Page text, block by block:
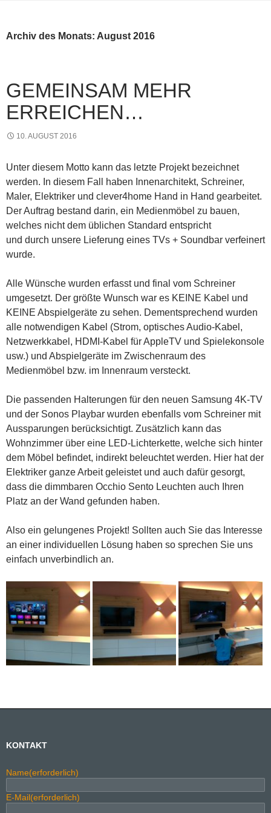
Archiv des Monats: August 2016
GEMEINSAM MEHR
ERREICHEN…
10. AUGUST 2016
Unter diesem Motto kann das letzte Projekt bezeichnet
werden. In diesem Fall haben Innenarchitekt, Schreiner,
Maler, Elektriker und clever4home Hand in Hand gearbeitet.
Der Auftrag bestand darin, ein Medienmöbel zu bauen,
welches nicht dem üblichen Standard entspricht
und durch unsere Lieferung eines TVs + Soundbar verfeinert
wurde.
Alle Wünsche wurden erfasst und final vom Schreiner
umgesetzt. Der größte Wunsch war es KEINE Kabel und
KEINE Abspielgeräte zu sehen. Dementsprechend wurden
alle notwendigen Kabel (Strom, optisches Audio-Kabel,
Netzwerkkabel, HDMI-Kabel für AppleTV und Spielekonsole
usw.) und Abspielgeräte im Zwischenraum des
Medienmöbel bzw. im Innenraum versteckt.
Die passenden Halterungen für den neuen Samsung 4K-TV
und der Sonos Playbar wurden ebenfalls vom Schreiner mit
Aussparungen berücksichtigt. Zusätzlich kann das
Wohnzimmer über eine LED-Lichterkette, welche sich hinter
dem Möbel befindet, indirekt beleuchtet werden. Hier hat der
Elektriker ganze Arbeit geleistet und auch dafür gesorgt,
dass die dimmbaren Occhio Sento Leuchten auch Ihren
Platz an der Wand gefunden haben.
Also ein gelungenes Projekt! Sollten auch Sie das Interesse
an einer individuellen Lösung haben so sprechen Sie uns
einfach unverbindlich an.
KONTAKT
Name(erforderlich)
E-Mail(erforderlich)